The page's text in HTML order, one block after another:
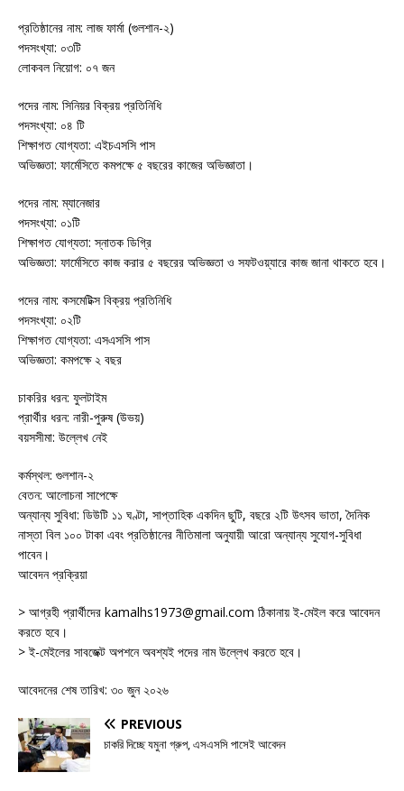
প্রতিষ্ঠানের নাম: লাজ ফার্মা (গুলশান-২)
পদসংখ্যা: ০৩টি
লোকবল নিয়োগ: ০৭ জন
পদের নাম: সিনিয়র বিক্রয় প্রতিনিধি
পদসংখ্যা: ০৪ টি
শিক্ষাগত যোগ্যতা: এইচএসসি পাস
অভিজ্ঞতা: ফার্মেসিতে কমপক্ষে ৫ বছরের কাজের অভিজ্ঞাতা।
পদের নাম: ম্যানেজার
পদসংখ্যা: ০১টি
শিক্ষাগত যোগ্যতা: স্নাতক ডিগ্রি
অভিজ্ঞতা: ফার্মেসিতে কাজ করার ৫ বছরের অভিজ্ঞতা ও সফটওয়্যারে কাজ জানা থাকতে হবে।
পদের নাম: কসমেটিক্স বিক্রয় প্রতিনিধি
পদসংখ্যা: ০২টি
শিক্ষাগত যোগ্যতা: এসএসসি পাস
অভিজ্ঞতা: কমপক্ষে ২ বছর
চাকরির ধরন: ফুলটাইম
প্রার্থীর ধরন: নারী-পুরুষ (উভয়)
বয়সসীমা: উল্লেখ নেই
কর্মস্থল: গুলশান-২
বেতন: আলোচনা সাপেক্ষে
অন্যান্য সুবিধা: ডিউটি ১১ ঘণ্টা, সাপ্তাহিক একদিন ছুটি, বছরে ২টি উৎসব ভাতা, দৈনিক
নাস্তা বিল ১০০ টাকা এবং প্রতিষ্ঠানের নীতিমালা অনুযায়ী আরো অন্যান্য সুযোগ-সুবিধা
পাবেন।
আবেদন প্রক্রিয়া
> আগ্রহী প্রার্থীদের kamalhs1973@gmail.com ঠিকানায় ই-মেইল করে আবেদন
করতে হবে।
> ই-মেইলের সাবজেক্ট অপশনে অবশ্যই পদের নাম উল্লেখ করতে হবে।
আবেদনের শেষ তারিখ: ৩০ জুন ২০২৬
PREVIOUS
চাকরি দিচ্ছে যমুনা গ্রুপ, এসএসসি পাসেই আবেদন